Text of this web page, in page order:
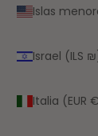
Islas
Israel (ILS
Italia (EUR